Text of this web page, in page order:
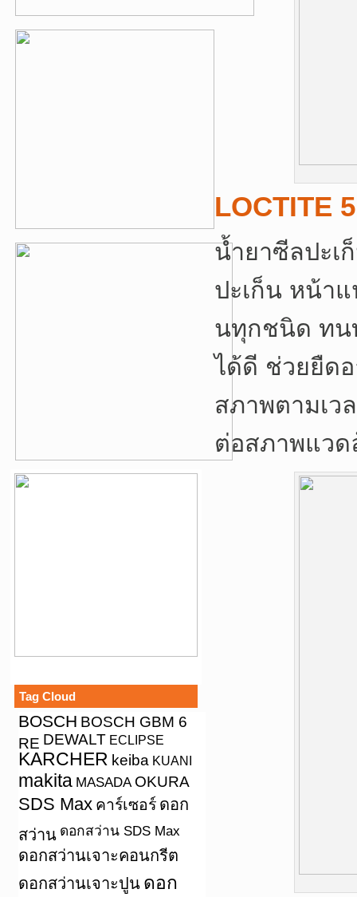
Tag Cloud
BOSCH BOSCH GBM 6
RE DEWALT ECLIPSE
KARCHER keiba KUANI
makita MASADA OKURA
SDS Max คาร์เซอร์ ดอก
สว่าน ดอกสว่าน SDS Max
ดอกสว่านเจาะคอนกรีต
ดอกสว่านเจาะปูน ดอก
LOCTITE
น้ำยาซีลปะเ
ปะเก็น หน้า
นทุกชนิด ทน
ได้ดี ช่วยยืด
สภาพตามเว
ต่อสภาพแว